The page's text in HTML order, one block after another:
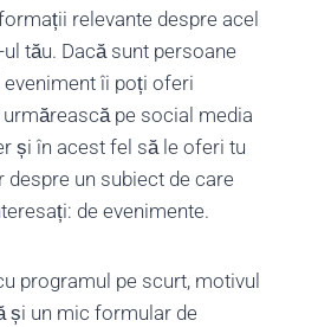
relevante despre acel
tău. Dacă sunt persoane
îi poți oferi
pe social media
și în acest fel să le oferi tu
un subiect de care
de evenimente.
programul pe scurt, motivul
și un mic formular de